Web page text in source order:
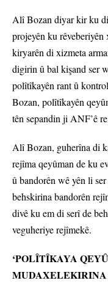
Alî Bozan diyar kir ku di
projeyên ku
kiryarên di xizmeta
digirin û bal kişand ser
polîtîkayên rant û
Bozan, polîtîkayên
tên sepandin ji ANF’ê
Alî Bozan, guherîna di
rejîma qeyûman de ku
û bandorên wê yên li
behskirina bandorên
divê ku em di serî de
veguheriye rejîmekê.
‘POLÎTÎKAYA
MUDAXELEKIRINA